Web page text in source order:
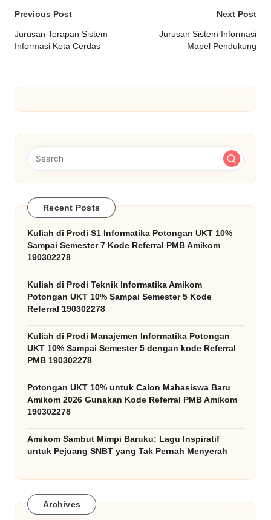
Post
navigation
Previous Post
Jurusan Terapan Sistem
Informasi Kota Cerdas
Next Post
Jurusan Sistem Informasi
Mapel Pendukung
Recent Posts
Kuliah di Prodi S1 Informatika Potongan UKT 10%
Sampai Semester 7 Kode Referral PMB Amikom
190302278
Kuliah di Prodi Teknik Informatika Amikom
Potongan UKT 10% Sampai Semester 5 Kode
Referral 190302278
Kuliah di Prodi Manajemen Informatika Potongan
UKT 10% Sampai Semester 5 dengan kode Referral
PMB 190302278
Potongan UKT 10% untuk Calon Mahasiswa Baru
Amikom 2026 Gunakan Kode Referral PMB Amikom
190302278
Amikom Sambut Mimpi Baruku: Lagu Inspiratif
untuk Pejuang SNBT yang Tak Pernah Menyerah
Archives